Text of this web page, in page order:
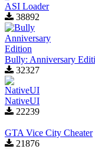
ASI Loader
38892
Bully: Anniversary
32327
NativeUI
22239
GTA Vice City Cheater
21876